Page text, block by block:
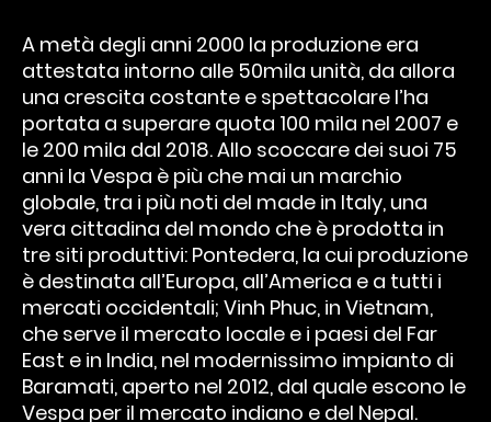
A metà degli anni 2000 la produzione era
attestata intorno alle 50mila unità, da allora
una crescita costante e spettacolare l’ha
portata a superare quota 100 mila nel 2007 e
le 200 mila dal 2018. Allo scoccare dei suoi 75
anni la Vespa è più che mai un marchio
globale, tra i più noti del made in Italy, una
vera cittadina del mondo che è prodotta in
tre siti produttivi: Pontedera, la cui produzione
è destinata all’Europa, all’America e a tutti i
mercati occidentali; Vinh Phuc, in Vietnam,
che serve il mercato locale e i paesi del Far
East e in India, nel modernissimo impianto di
Baramati, aperto nel 2012, dal quale escono le
Vespa per il mercato indiano e del Nepal.